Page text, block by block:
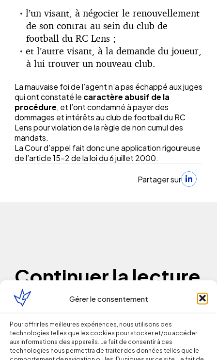
Gérer le consentement
Pour offrir les meilleures expériences, nous utilisons des
technologies telles que les cookies pour stocker et/ou accéder
aux informations des appareils. Le fait de consentir à ces
technologies nous permettra de traiter des données telles que le
l’un visant, à négocier le renouvellement
de son contrat au sein du club de
football du RC Lens ;
et l’autre visant, à la demande du joueur,
à lui trouver un nouveau club.
La mauvaise foi de l’agent n’a pas échappé aux juges
qui ont constaté le caractère abusif de la
procédure, et l’ont condamné à payer des
dommages et intérêts au club de football du RC
Lens pour violation de la règle de non cumul des
mandats.
La Cour d’appel fait donc une application rigoureuse
de l’article 15-2 de la loi du 6 juillet 2000.
Partager sur
Continuer la lecture
Droit du Travail
Licenciement verbal : dans quels cas
est-il reconnu par les juges ?